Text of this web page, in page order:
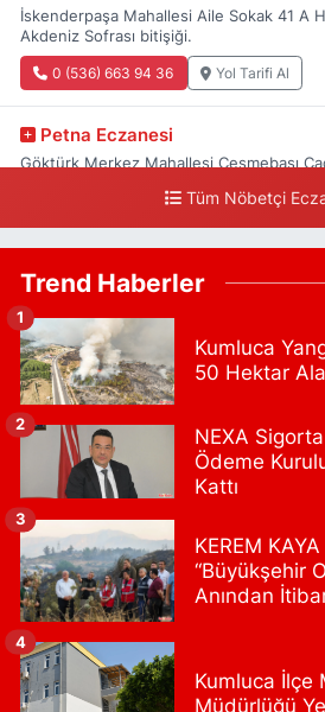
İskenderpaşa Mahallesi Aile Sokak 41 A
Akdeniz Sofrası bitişiği.
0 (536) 663 94 36 Yol Tarifi Al
Petna Eczanesi
Göktürk Merkez Mahallesi Çeşmebaşı
0 (212) 360 18 23 Yol Tarifi Al
Karlıktepe Mahallesi Soğanlık Caddesi
0 (216) 504 24 53
Bulvar Eczanesi
Ahmet Yesevi Mahallesi Abbas Medeni
köprüsünü geçtikten sonra Harman
mevki, ECZANELER BÖLGESİ (GÜNEŞ,
ECZANELERİ) eski gazi sağlık o
0 (216) 208 59 51
Halıcıoğlu Eczanesi
Halıcıoğlu Mahallesi Tunç Sokak 1 A
Konağı yanı
0 (212) 369 45 49
Tüm Nöbetçi
Trend Haberler
Kumluca
50 Hektar
1
NEXA
Ödeme
Kattı
2
KEREM
“Büyükşehir
Anından
3
Kumluca İlçe
Müdürlüğü
4